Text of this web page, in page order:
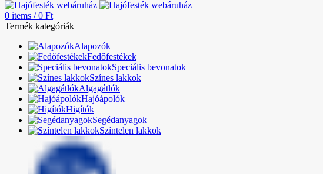
0 items / 0 Ft
Termék kategóriák
Alapozók
Fedőfestékek
Speciális bevonatok
Színes lakkok
Algagátlók
Hajóápolók
Higítók
Segédanyagok
Színtelen lakkok